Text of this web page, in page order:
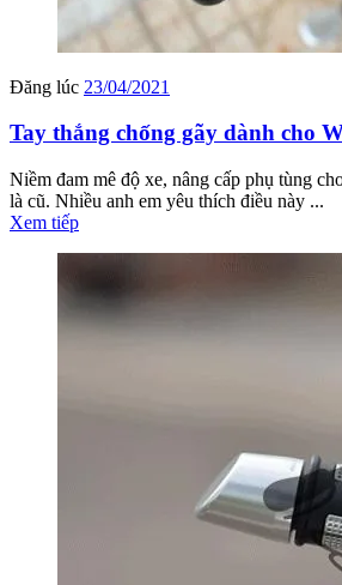
Đăng lúc 23/04/2021
Tay thắng chống gãy dành cho
Niềm đam mê độ xe, nâng cấp phụ tùng
là cũ. Nhiều anh em yêu thích điều này ...
Xem tiếp